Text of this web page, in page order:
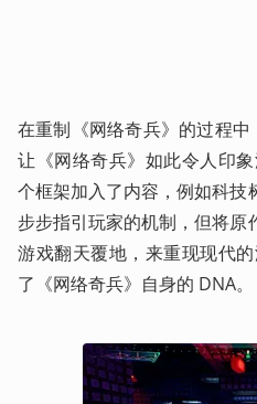
在重制《网络奇兵》的过程
让《网络奇兵》如此令人印
个框架加入了内容，例如科技
步步指引玩家的机制，但将
游戏翻天覆地，来重现现代
了《网络奇兵》自身的 DNA。